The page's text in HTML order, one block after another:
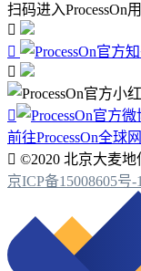
扫码进入ProcessOn




前往ProcessOn全球
 ©2020 北京大麦地
京ICP备15008605号-1